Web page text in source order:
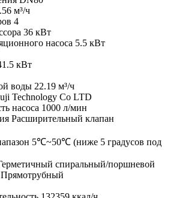
м³/ч
4
36 кВт
насоса 5.5 кВт
кВт
воды 22.19 м³/ч
Technology Co LTD
насоса 1000 л/мин
Расширительный клапан
5℃~50℃ (ниже 5 градусов под
спиральный/поршневой
Прямотрубный